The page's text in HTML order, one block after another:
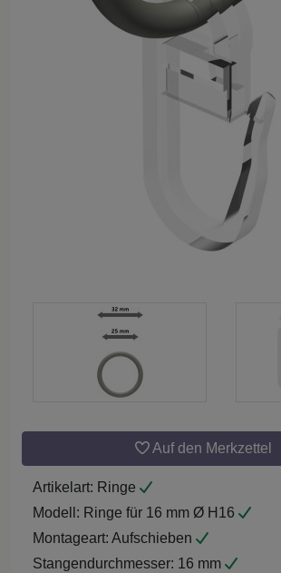
Auf den Merkzettel
Artikelart: Ringe
Modell: Ringe für 16 mm Ø H16
Montageart: Aufschieben
Stangendurchmesser: 16 mm